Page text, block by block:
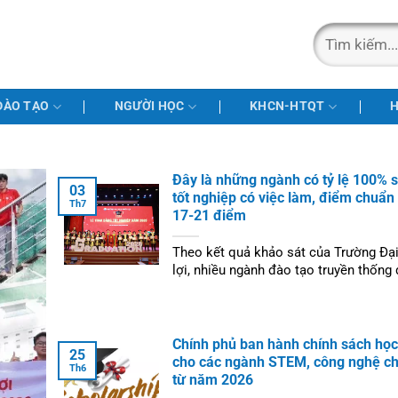
TẠO NGƯỜI HỌC KHCN-HTQT
Đây là những ngành có tỷ lệ 100%
tốt nghiệp có việc làm, điểm
17-21 điểm
Theo kết quả khảo sát của Trường
lợi, nhiều ngành đào tạo truyền thống
03
Th7
Chính phủ ban hành chính sách
cho các ngành STEM, công nghệ
từ năm 2026
25
Th6